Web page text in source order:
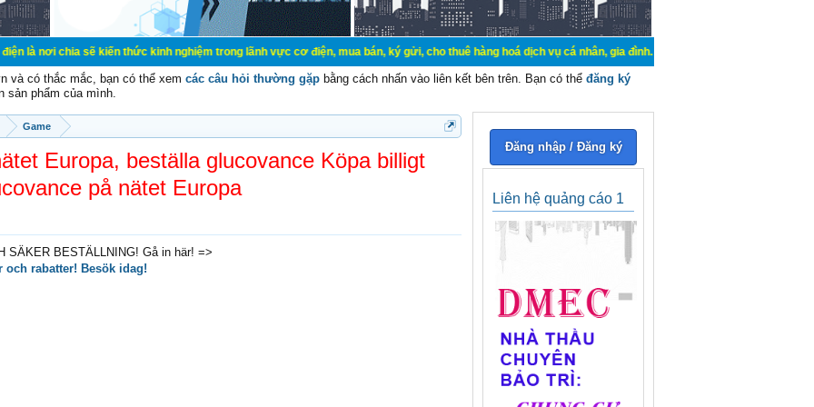
sẽ kiến thức kinh nghiệm trong lãnh vực cơ điện, mua bán, ký gửi, cho thuê hàng hoá dịch vụ cá nhân, gia đình. Mua bán, ký gửi, cho thuê thiết bị hệ
và có thắc mắc, bạn có thể xem các câu hỏi thường gặp bằng cách nhấn vào liên kết bên trên. Bạn có thể đăng ký
sản phẩm của mình.
Game
Europa, beställa glucovance Köpa billigt
på nätet Europa
SÄKER BESTÄLLNING! Gå in här! =>
och rabatter! Besök idag!
Đăng nhập / Đăng ký
Liên hệ quảng cáo 1